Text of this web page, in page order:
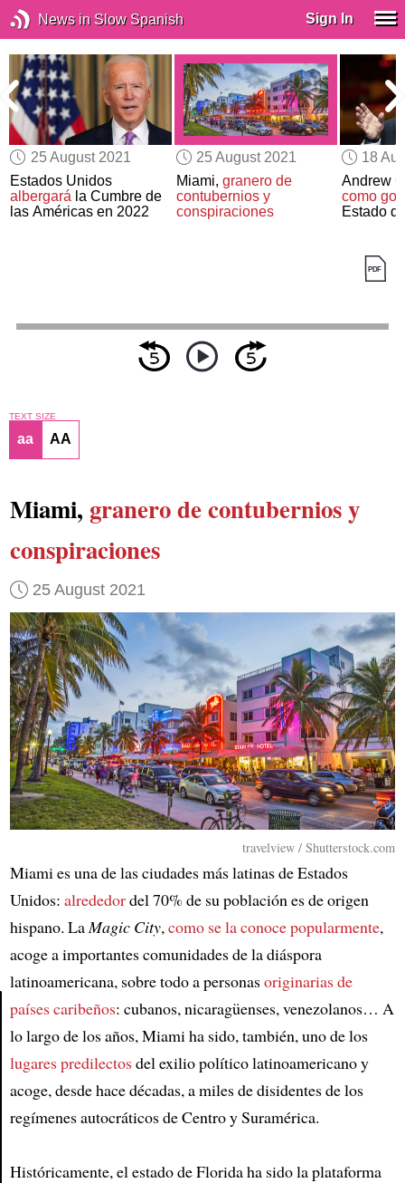
News in Slow Spanish Sign In
25 August 2021
Estados Unidos
albergará la Cumbre de
las Américas en 2022
25 August 2021
Miami, granero de
contubernios y
conspiraciones
18
Andrew
como
Estado
Article
TEXT SIZE
aa AA
Miami, granero de contubernios y
conspiraciones
25 August 2021
travelview / Shutterstock.com
Miami es una de las ciudades más latinas de Estados
Unidos: alrededordel 70% de su población es de origen
hispano. LaMagic City,como se la conoce popularmente,
acoge a importantes comunidades de la diáspora
latinoamericana, sobre todo a personasoriginarias de
países caribeños: cubanos, nicaragüenses, venezolanos… A
lo largo de los años, Miami ha sido, también, uno de los
lugares predilectosdel exilio político latinoamericano y
acoge, desde hace décadas, a miles de disidentes de los
regímenes autocráticos de Centro y Suramérica.
Históricamente, el estado de Florida ha sido la plataforma